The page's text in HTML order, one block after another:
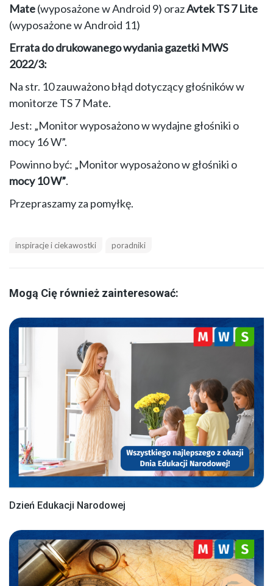
Mate(wyposażone w Android 9) orazAvtek TS 7 Lite
(wyposażone w Android 11)
Errata do drukowanego wydania gazetki MWS
2022/3:
Na str. 10 zauważono błąd dotyczący głośników w
monitorze TS 7 Mate.
Jest: „Monitor wyposażono w wydajne głośniki o
mocy 16 W”.
Powinno być: „Monitor wyposażono w głośniki o
mocy 10 W”.
Przepraszamy za pomyłkę.
inspiracje i ciekawostki poradniki
Mogą Cię również zainteresować:
Dzień Edukacji Narodowej